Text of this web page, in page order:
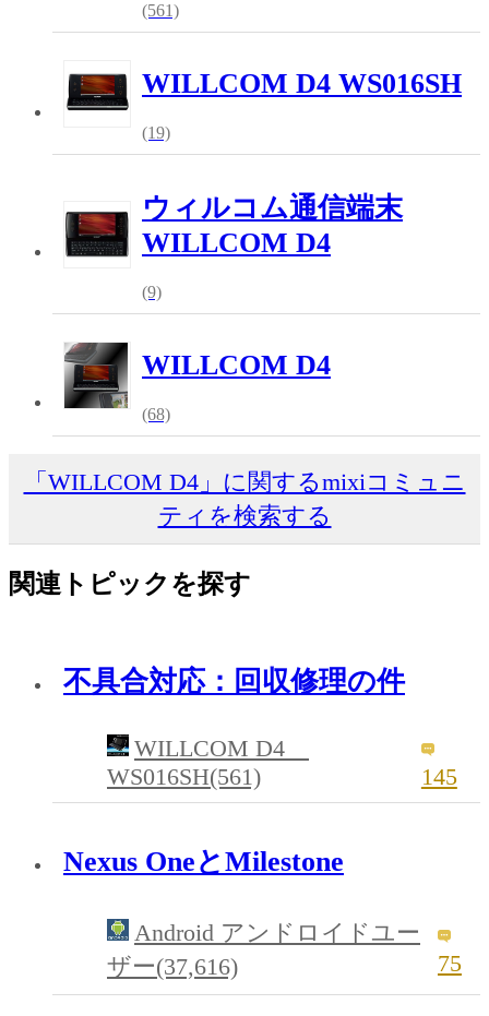
(561)
WILLCOM D4 WS016SH
(19)
ウィルコム通信端末
WILLCOM D4
(9)
WILLCOM D4
(68)
「WILLCOM D4」に関するmixiコミュニ
ティを検索する
関連トピックを探す
不具合対応：回収修理の件
WILLCOM D4
WS016SH(561)
145
Nexus OneとMilestone
Android アンドロイドユー
ザー(37,616)
75